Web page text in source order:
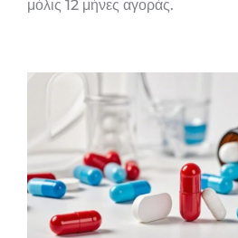
μόλις 12 μήνες αγοράς.